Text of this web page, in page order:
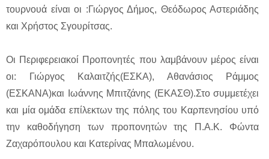
τουρνουά είναι οι :Γιώργος Δήμος, Θεόδωρος Αστεριάδης
και Χρήστος Σγουρίτσας.
Οι Περιφερειακοί Προπονητές που λαμβάνουν μέρος είναι
οι: Γιώργος Καλαιτζής(ΕΣΚΑ), Αθανάσιος Ράμμος
(ΕΣΚΑΝΑ)και Ιωάννης Μπιτζάνης (ΕΚΑΣΘ).Στο συμμετέχει
και μία ομάδα επίλεκτων της πόλης του Καρπενησίου υπό
την καθοδήγηση των προπονητών της Π.Α.Κ. Φώντα
Ζαχαρόπουλου και Κατερίνας Μπαλωμένου.